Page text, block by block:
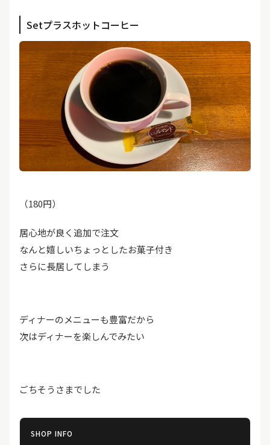
Setプラスホットコーヒー
（180円）
居心地が良く追加で注文
なんと嬉しいちょっとしたお菓子付き
さらに長居してしまう
ディナーのメニューも豊富だから
次はディナーを楽しんでみたい
ごちそうさまでした
SHOP INFO